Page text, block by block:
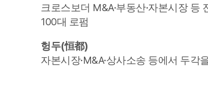
크로스보더 M&A·부동산·자본시장 등
100대 로펌
헝두(恒都)
자본시장·M&A·상사소송 등에서 두각